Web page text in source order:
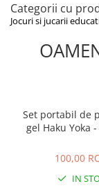
Categorii cu
Jocuri si jucarii
Set portabil de
gel Haku Yoka
100,00
IN